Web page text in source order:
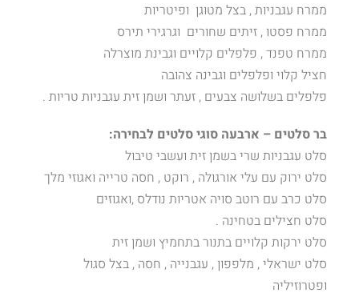
ממרח עגבניות , בצל מטוגן ופיטריות
ממרח פסטו , זיתים שחורים וגרגירי תירס
ממרח טפנד , פלפלים קלויים וגבינת מוצרלה
חציל קלוי ופלפלים וגבינה צהובה
פלפלים בשלושה צבעים , זעתר ושמן זית עגבניות טריות .
בר סלטים – ארבעה סוגי סלטים לבחירה:
סלט עגבניות שרי בשמן זית ועשבי טיבול
סלט ירוק עם עלי אורגולה , רוקט , חסה טרייה ואגוזי מלך
סלט כרב עם רוטב סויה אטריות נודלס ,ואגוזים
סלט חצילים בטחינה .
סלט ירקות קלויים בתנור בתחמיץ ושמן זית
סלט ישראלי , מלפפון , עגבנייה , חסה , בצל סגול
ופטרוזיליה